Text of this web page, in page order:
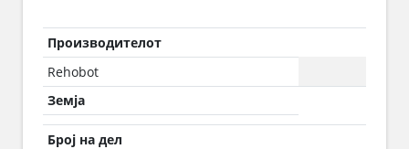
Производителот
Rehobot
Земја
Број на дел